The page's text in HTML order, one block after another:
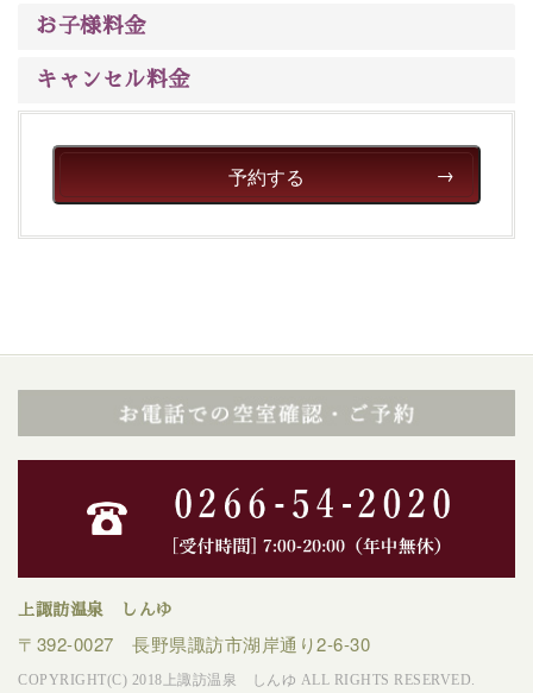
-------------------【安心への取り組み】---------------------
安心安全にご滞在いただけるよう
徹底した衛生管理を行っております。
-----------------------------------------------------------------------
■内容&特典■
・諏訪大社4社を巡る無料参拝バス（事前予約制）
・館内着をご用意
・就寝用パジャマをご用意
・館内フリーWi-Fi
・チェックイン15時、チェックアウト10時
【お食事】
・朝夕個室料亭で個室食
・夕食は地産地消の創作和会席 美湖膳（二十四節気とい
お子様料金
キャンセル料金
予約する
上諏訪温泉 しんゆ
〒392-0027 長野県諏訪市湖岸通り2-6-30
COPYRIGHT(C) 2018上諏訪温泉 しんゆ ALL RIGHTS RESERVED.